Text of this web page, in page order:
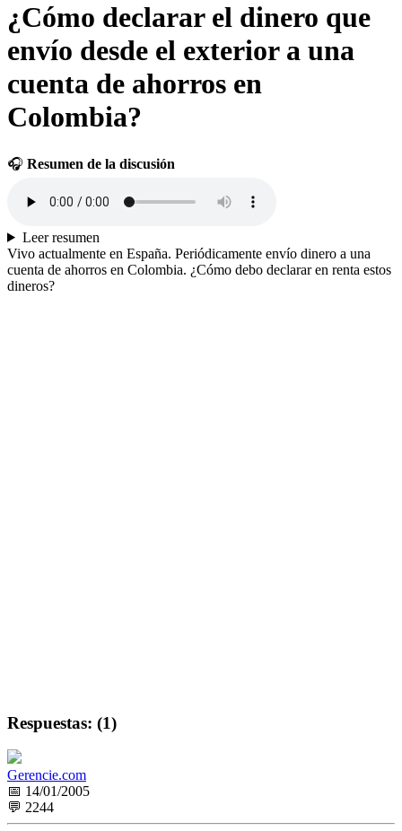
¿Cómo declarar el dinero que
envío desde el exterior a una
cuenta de ahorros en
Colombia?
🎧 Resumen de la discusión
Leer resumen
Vivo actualmente en España. Periódicamente envío dinero a una
cuenta de ahorros en Colombia. ¿Cómo debo declarar en renta estos
dineros?
Respuestas: (1)
Gerencie.com
📅 14/01/2005
💬 2244